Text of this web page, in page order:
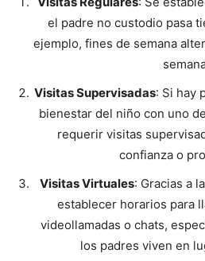
el padre no custodio pasa
ejemplo, fines de semana
Visitas Supervisadas: Si hay
bienestar del niño con uno
requerir visitas
confianza o
Visitas Virtuales: Gracias a
establecer horarios para
videollamadas o chats,
los padres viven en